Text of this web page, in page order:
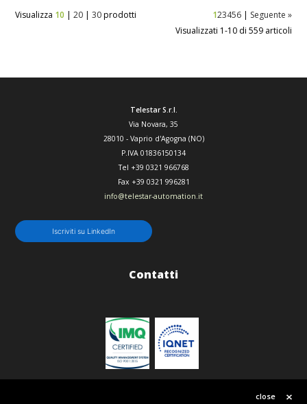
Visualizza 10 |20 |30prodotti 123456| Seguente »
Visualizzati 1-10 di 559 articoli
Contatti
Telestar S.r.l.
Via Novara, 35
28010 - Vaprio d'Agogna (NO)
P.IVA 01836150134
Tel +39 0321 966768
Fax +39 0321 996281
info@telestar-automation.it
Iscriviti su LinkedIn
close